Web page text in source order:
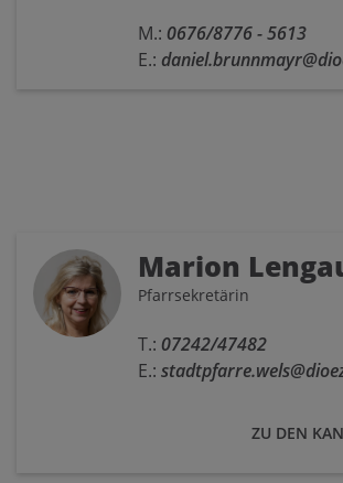
M.: 0676/8776 - 5613
E.:
Marion
Pfarrsekretärin
T.: 07242/47482
E.:
ZU DEN